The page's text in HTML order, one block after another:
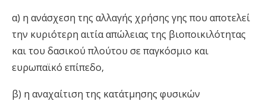
α) η ανάσχεση της αλλαγής χρήσης γης που αποτελεί
την κυριότερη αιτία απώλειας της βιοποικιλότητας
και του δασικού πλούτου σε παγκόσμιο και
ευρωπαϊκό επίπεδο,
β) η αναχαίτιση της κατάτμησης φυσικών